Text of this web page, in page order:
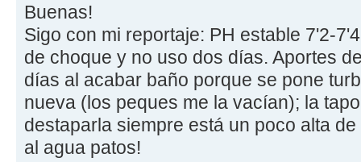
Buenas!
Sigo con mi reportaje: PH estable 7'2-
de choque y no uso dos días. Aportes
días al acabar baño porque se pone
nueva (los peques me la vacían); la
destaparla siempre está un poco alta
al agua patos!